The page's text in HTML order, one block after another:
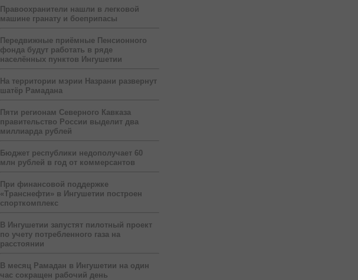
Правоохранители нашли в легковой
машине гранату и боеприпасы
Передвижные приёмные Пенсионного
фонда будут работать в ряде
населённых пунктов Ингушетии
На территории мэрии Назрани развернут
шатёр Рамадана
Пяти регионам Северного Кавказа
правительство России выделит два
миллиарда рублей
Бюджет республики недополучает 60
млн рублей в год от коммерсантов
При финансовой поддержке
«Транснефти» в Ингушетии построен
спорткомплекс
В Ингушетии запустят пилотный проект
по учету потребленного газа на
расстоянии
В месяц Рамадан в Ингушетии на один
час сокращен рабочий день